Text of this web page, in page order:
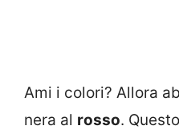
Ami i colori? Allora
nera al rosso.